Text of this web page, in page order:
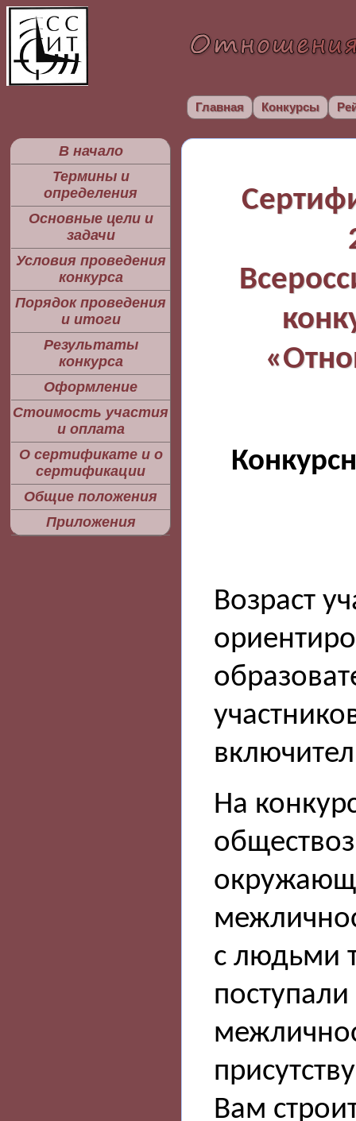
Главная Конкурсы
В начало
Термины и
определения
Основные цели и
задачи
Условия проведения
конкурса
Порядок проведения
и итоги
Результаты
конкурса
Оформление
Стоимость участия
и оплата
О сертификате и о
сертификации
Общие положения
Приложения
Возраст
На
с людьми
Вам